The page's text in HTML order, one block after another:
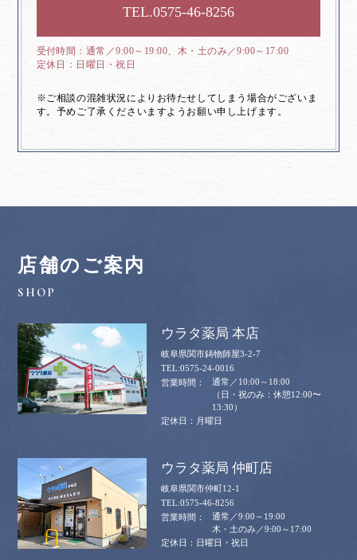
0575-46-8256
通常／9:00～19:00、木・土のみ／9:00～17:00
日曜日・祝日
※ご相談の混雑状況によりお待たせしてしまう場合がございま
す。予めご了承くださいますようお願い申し上げます。
店舗のご案内
ウラタ薬局 本店
岐阜県関市鋳物師屋3-2-7
0575-24-0016
通常／10:00～18:00
（日・祝のみ：休憩12:00〜
13:30）
月曜日
ウラタ薬局 仲町店
岐阜県関市仲町12-1
0575-46-8256
通常／9:00～19:00
木・土のみ／9:00～17:00
日曜日・祝日